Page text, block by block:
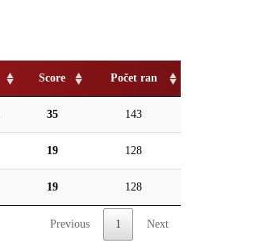
Score Počet ran
35 143
19 128
19 128
Previous 1 Next